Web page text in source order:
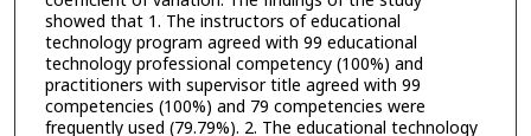
showed that 1. The instructors of educational
technology program agreed with 99 educational
technology professional competency (100%) and
practitioners with supervisor title agreed with 99
competencies (100%) and 79 competencies were
frequently used (79.79%). 2. The educational technology